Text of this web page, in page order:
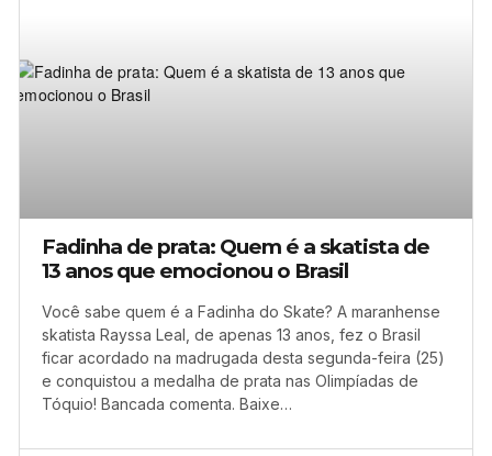
Fadinha de prata: Quem é a skatista de
13 anos que emocionou o Brasil
Você sabe quem é a Fadinha do Skate? A maranhense
skatista Rayssa Leal, de apenas 13 anos, fez o Brasil
ficar acordado na madrugada desta segunda-feira (25)
e conquistou a medalha de prata nas Olimpíadas de
Tóquio! Bancada comenta. Baixe…